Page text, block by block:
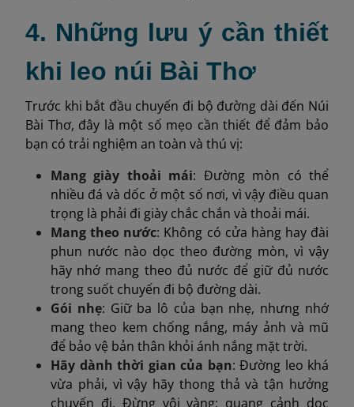
4. Những lưu ý cần thiết
khi leo núi Bài Thơ
Trước khi bắt đầu chuyến đi bộ đường dài đến Núi
Bài Thơ, đây là một số mẹo cần thiết để đảm bảo
bạn có trải nghiệm an toàn và thú vị:
Mang giày thoải mái: Đường mòn có thể
nhiều đá và dốc ở một số nơi, vì vậy điều quan
trọng là phải đi giày chắc chắn và thoải mái.
Mang theo nước: Không có cửa hàng hay đài
phun nước nào dọc theo đường mòn, vì vậy
hãy nhớ mang theo đủ nước để giữ đủ nước
trong suốt chuyến đi bộ đường dài.
Gói nhẹ: Giữ ba lô của bạn nhẹ, nhưng nhớ
mang theo kem chống nắng, máy ảnh và mũ
để bảo vệ bản thân khỏi ánh nắng mặt trời.
Hãy dành thời gian của bạn: Đường leo khá
vừa phải, vì vậy hãy thong thả và tận hưởng
chuyến đi. Đừng vội vàng; quang cảnh dọc